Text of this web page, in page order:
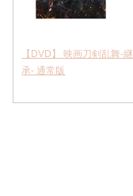
【DVD】 映画刀剣乱舞-継
承- 通常版